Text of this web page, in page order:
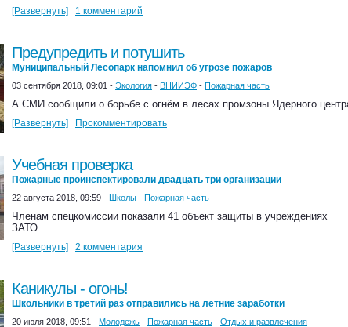
[Развернуть] 1 комментарий
Предупредить и потушить
Муниципальный Лесопарк напомнил об угрозе пожаров
03 сентября 2018, 09:01 - Экология - ВНИИЭФ - Пожарная часть
А СМИ сообщили о борьбе с огнём в лесах промзоны Ядерного
[Развернуть] Прокомментировать
Учебная проверка
Пожарные проинспектировали двадцать три организации
22 августа 2018, 09:59 - Школы - Пожарная часть
Членам спецкомиссии показали 41 объект защиты в учреждениях
ЗАТО.
[Развернуть] 2 комментария
Каникулы - огонь!
Школьники в третий раз отправились на летние заработки
20 июля 2018, 09:51 - Молодежь - Пожарная часть - Отдых и развлечения